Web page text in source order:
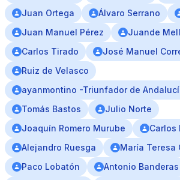
Juan Ortega
Álvaro Serrano
Juan Manuel Pérez
Juande
Carlos Tirado
José Manuel
Ruiz de Velasco
ayanmontino -Triunfador de
Tomás Bastos
Julio Norte
Joaquín Romero Murube
Carlos
Alejandro Ruesga
María Teresa
Paco Lobatón
Antonio Banderas